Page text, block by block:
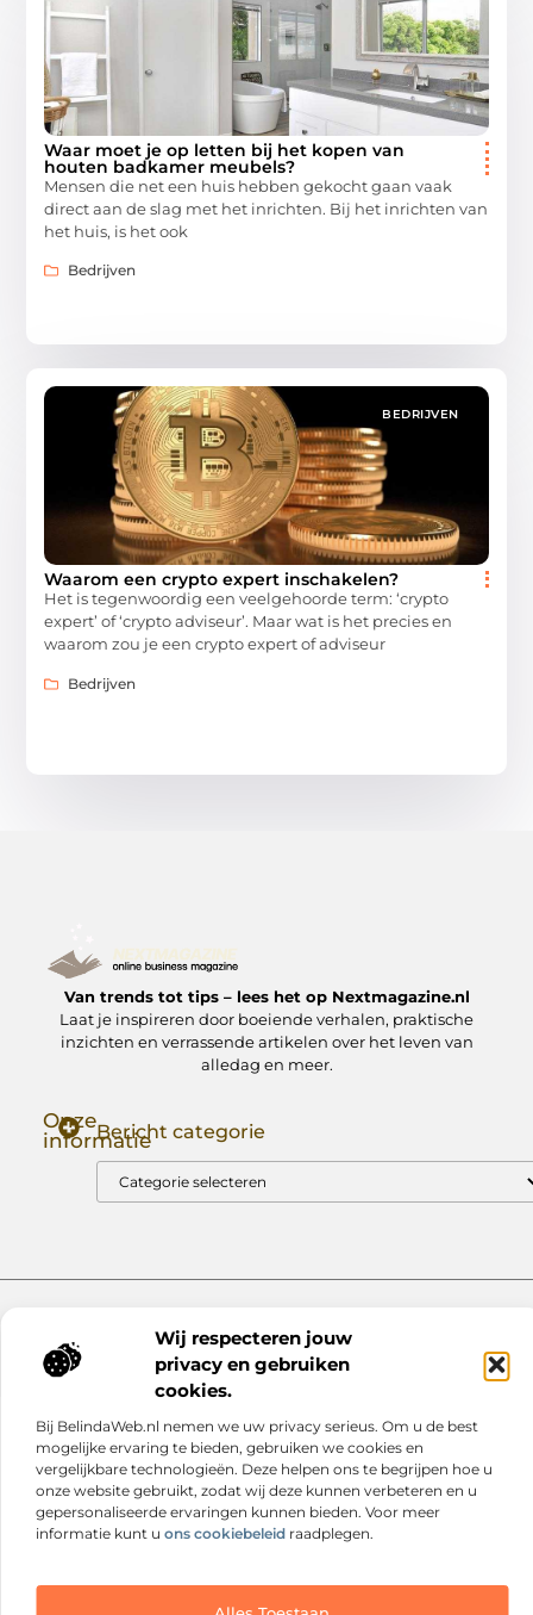
Wij respecteren jouw
privacy en gebruiken
cookies.
Bij BelindaWeb.nl nemen we uw privacy serieus. Om u de best
mogelijke ervaring te bieden, gebruiken we cookies en
vergelijkbare technologieën. Deze helpen ons te begrijpen hoe u
onze website gebruikt, zodat wij deze kunnen verbeteren en u
gepersonaliseerde ervaringen kunnen bieden. Voor meer
informatie kunt u ons cookiebeleid raadplegen.
Waar moet je op letten bij het kopen van
houten badkamer meubels?
Mensen die net een huis hebben gekocht gaan vaak
direct aan de slag met het inrichten. Bij het inrichten van
het huis, is het ook
Bedrijven
BEDRIJVEN
Waarom een crypto expert inschakelen?
Het is tegenwoordig een veelgehoorde term: ‘crypto
expert’ of ‘crypto adviseur’. Maar wat is het precies en
waarom zou je een crypto expert of adviseur
Bedrijven
Van trends tot tips – lees het op Nextmagazine.nl
Laat je inspireren door boeiende verhalen, praktische
inzichten en verrassende artikelen over het leven van
alledag en meer.
Onze
informatieBericht categorie
@2025 www.nextmagazine.nl. All Right Reserved.